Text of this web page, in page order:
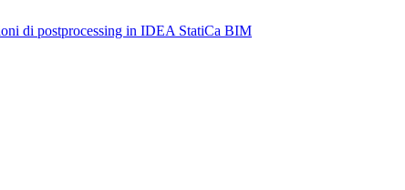
di postprocessing in IDEA StatiCa BIM